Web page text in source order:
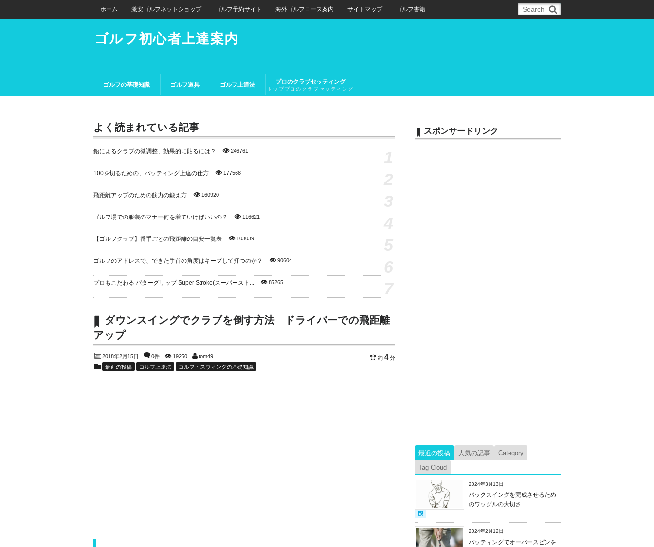
ゴルフ初心者上達案内
よく読まれている記事
鉛によるクラブの微調整、効果的に貼るには？ 246761
100を切るための、パッティング上達の仕方 177568
飛距離アップのための筋力の鍛え方 160920
ゴルフ場での服装のマナー何を着ていけばいいの？ 116621
【ゴルフクラブ】番手ごとの飛距離の目安一覧表 103039
ゴルフのアドレスで、できた手首の角度はキープして打つのか？ 90604
プロもこだわる パターグリップ Super Stroke(スーパースト... 85265
ダウンスイングでクラブを倒す方法 ドライバーでの飛距離
アップ
2018年2月15日 0件 19250 tom49 約 4分
最近の投稿
ゴルフ上達法 ゴルフ・スウィングの基礎知識
スポンサードリンク
最近の投稿 人気の記事
Category
Tag Cloud
2024年3月13日
バックスイングを完成させるため
のワッグルの大切さ
2024年2月12日
パッティングでオーバースピンを
ホーム 激安ゴルフネットショップ ゴルフ予約サイト 海外ゴルフコース案内 サイトマップ ゴルフ書籍
ゴルフの基礎知識 ゴルフ道具 ゴルフ上達法 プロのクラブセッティング
トッププロのクラブセッティング